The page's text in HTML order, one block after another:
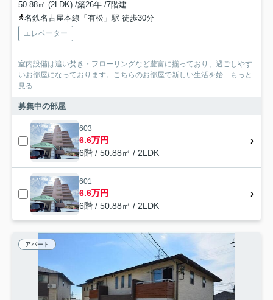
50.88㎡ (2LDK) /築26年 /7階建
名鉄名古屋本線「有松」駅 徒歩30分
エレベーター
室内設備は追い焚き・フローリングなど豊富に揃っており、過ごしやす
いお部屋になっております。こちらのお部屋で新しい生活を始... もっと
見る
募集中の部屋
603
6.6万円
6階 / 50.88㎡ / 2LDK
601
6.6万円
6階 / 50.88㎡ / 2LDK
アパート